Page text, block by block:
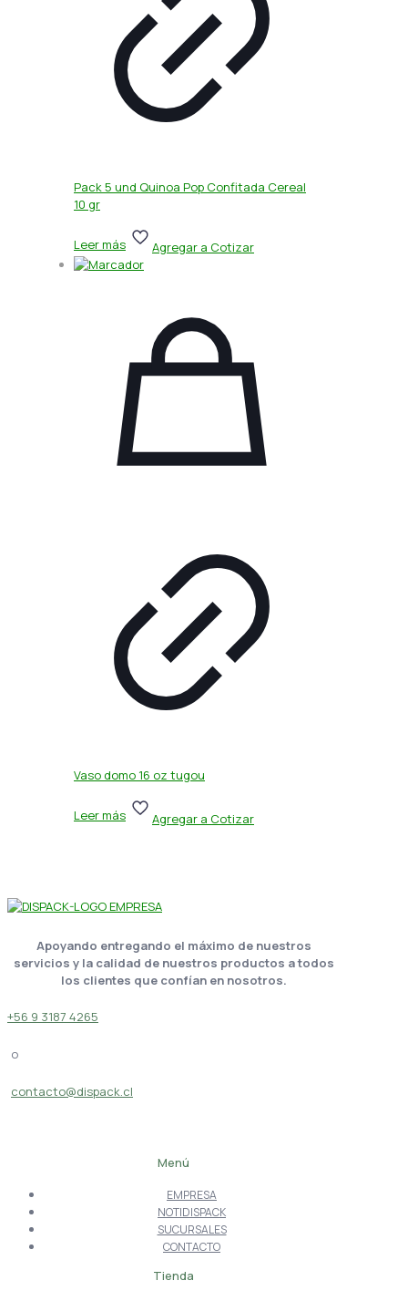
Pack 5 und Quinoa Pop Confitada Cereal
10 gr
Leer más Agregar a Cotizar
Vaso domo 16 oz tugou
Leer más Agregar a Cotizar
Apoyando entregando el máximo de nuestros
servicios y la calidad de nuestros productos a todos
los clientes que confían en nosotros.
+56 9 3187 4265
o
contacto@dispack.cl
Menú
EMPRESA
NOTIDISPACK
SUCURSALES
CONTACTO
Tienda